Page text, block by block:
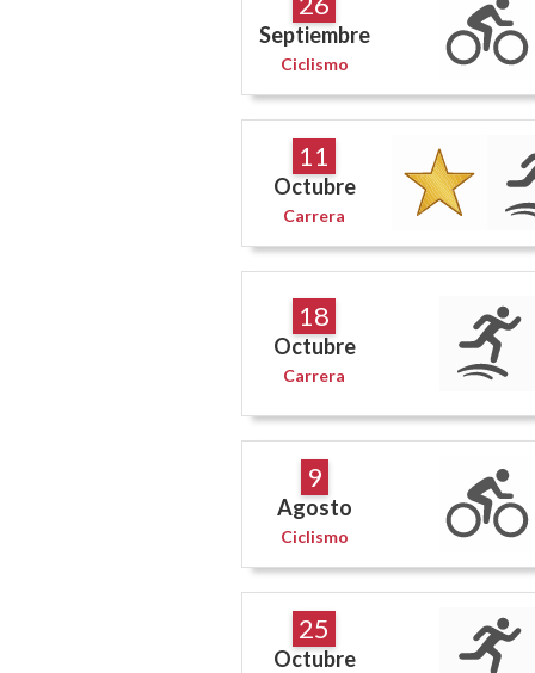
Septiembre
Ciclismo
11
Octubre
Carrera
18
Octubre
Carrera
9
Agosto
Ciclismo
25
Octubre